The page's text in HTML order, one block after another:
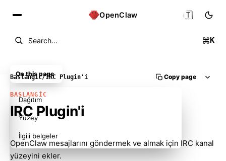
OpenClaw
Search... K
🇹🇷
Baslangic/IRC Plugin'i Copy page
BASLANGIC
IRC Plugin'i
OpenClaw mesajlarını göndermek ve almak için IRC kanal
yüzeyini ekler.
On this page
Dağıtım
Yüzey
İlgili belgeler